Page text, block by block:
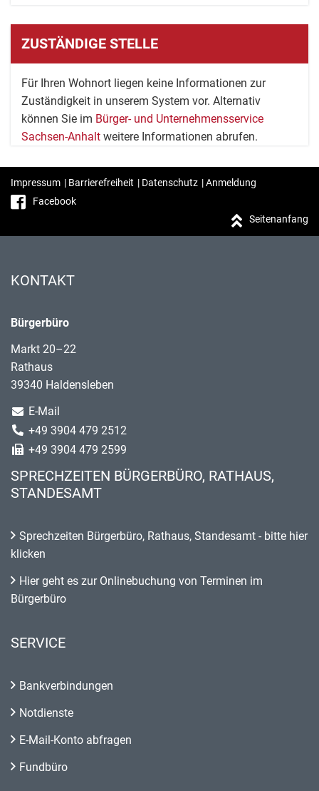
ZUSTÄNDIGE STELLE
Für Ihren Wohnort liegen keine Informationen zur
Zuständigkeit in unserem System vor. Alternativ
können Sie im Bürger- und Unternehmensservice
Sachsen-Anhalt weitere Informationen abrufen.
Impressum | Barrierefreiheit | Datenschutz |Anmeldung
Facebook
Seitenanfang
KONTAKT
Bürgerbüro
Markt 20–22
Rathaus
39340 Haldensleben
E-Mail
+49 3904 479 2512
+49 3904 479 2599
SPRECHZEITEN BÜRGERBÜRO, RATHAUS,
STANDESAMT
Sprechzeiten Bürgerbüro, Rathaus, Standesamt - bitte hier
klicken
Hier geht es zur Onlinebuchung von Terminen im
Bürgerbüro
SERVICE
Bankverbindungen
Notdienste
E-Mail-Konto abfragen
Fundbüro